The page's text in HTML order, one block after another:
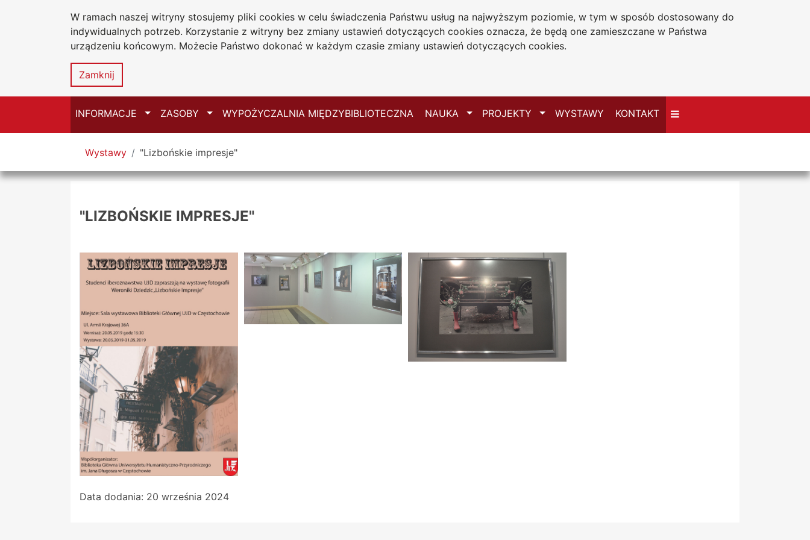
W ramach naszej witryny stosujemy pliki cookies w celu świadczenia Państwu usług na najwyższym poziomie, w tym w sposób dostosowany do
indywidualnych potrzeb. Korzystanie z witryny bez zmiany ustawień dotyczących cookies oznacza, że będą one zamieszczane w Państwa
urządzeniu końcowym. Możecie Państwo dokonać w każdym czasie zmiany ustawień dotyczących cookies.
Zamknij
Przejdź do głównego menu
Przejdź do treści
Przejdź do wyszukiwarki
Przejdź do mapy serwisuBiblioteka Uniwersytecka
Uniwersytetu Jana Długosza
w Częstochowie
Deklaracja dostępności
Mapa serwisu
INFORMACJE Przełącz
ZASOBY Przełącz
WYPOŻYCZALNIA MIĘDZYBIBLIOTECZNA NAUKA Przełącz
PROJEKTY Przełącz
WYSTAWY KONTAKT
Tutaj jesteś
Wystawy "Lizbońskie impresje"
"LIZBOŃSKIE IMPRESJE"
Data dodania: 20 września 2024